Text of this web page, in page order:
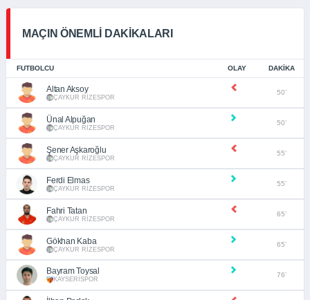
MAÇIN ÖNEMLİ DAKİKALARI
FUTBOLCU OLAY DAKIKA
Altan Aksoy
ÇAYKUR RİZESPOR
50’
Ünal Alpuğan
ÇAYKUR RİZESPOR
50’
Şener Aşkaroğlu
ÇAYKUR RİZESPOR
55’
Ferdi Elmas
ÇAYKUR RİZESPOR
55’
Fahri Tatan
ÇAYKUR RİZESPOR
65’
Gökhan Kaba
ÇAYKUR RİZESPOR
65’
Bayram Toysal
KAYSERİSPOR
76’